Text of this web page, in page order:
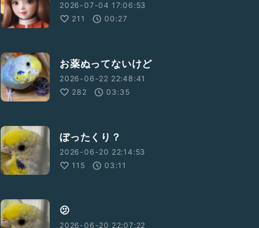
2026-07-04 17:06:53
211
00:27
お薬ぬってないけど
2026-06-22 22:48:41
282
03:35
ぼったくり？
2026-06-20 22:14:53
115
03:11
🫤
2026-06-20 22:07:22